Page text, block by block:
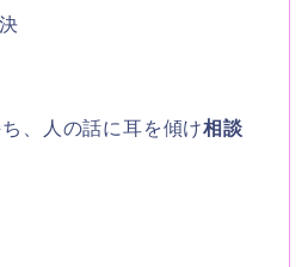
ち、人の話に耳を傾け相談